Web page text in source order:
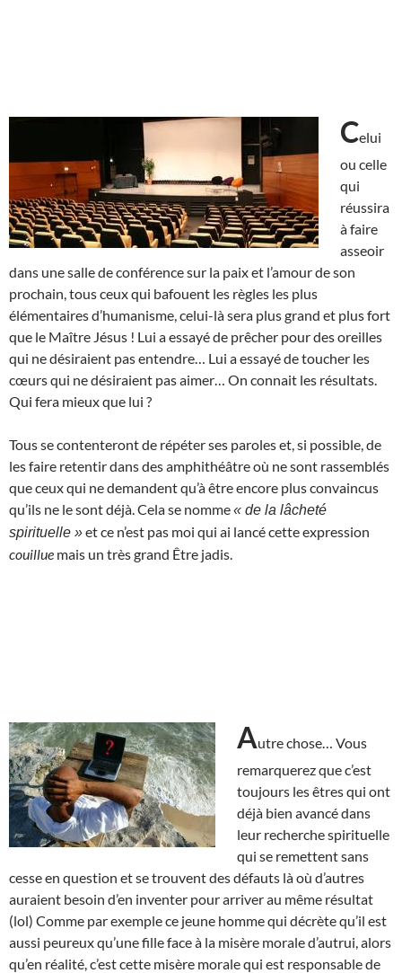
Celui
ou celle
qui
réussira
à faire
asseoir
dans une salle de conférence sur la paix et l’amour de son
prochain, tous ceux qui bafouent les règles les plus
élémentaires d’humanisme, celui-là sera plus grand et plus fort
que le Maître Jésus ! Lui a essayé de prêcher pour des oreilles
qui ne désiraient pas entendre… Lui a essayé de toucher les
cœurs qui ne désiraient pas aimer… On connait les résultats.
Qui fera mieux que lui ?
Tous se contenteront de répéter ses paroles et, si possible, de
les faire retentir dans des amphithéâtre où ne sont rassemblés
que ceux qui ne demandent qu’à être encore plus convaincus
qu’ils ne le sont déjà. Cela se nomme« de la lâcheté
spirituelle »et ce n’est pas moi qui ai lancé cette expression
couillue mais un très grand Être jadis.
Autre chose… Vous
remarquerez que c’est
toujours les êtres qui ont
déjà bien avancé dans
leur recherche spirituelle
qui se remettent sans
cesse en question et se trouvent des défauts là où d’autres
auraient besoin d’en inventer pour arriver au même résultat
(lol) Comme par exemple ce jeune homme qui décrète qu’il est
aussi peureux qu’une fille face à la misère morale d’autrui, alors
qu’en réalité, c’est cette misère morale qui est responsable de